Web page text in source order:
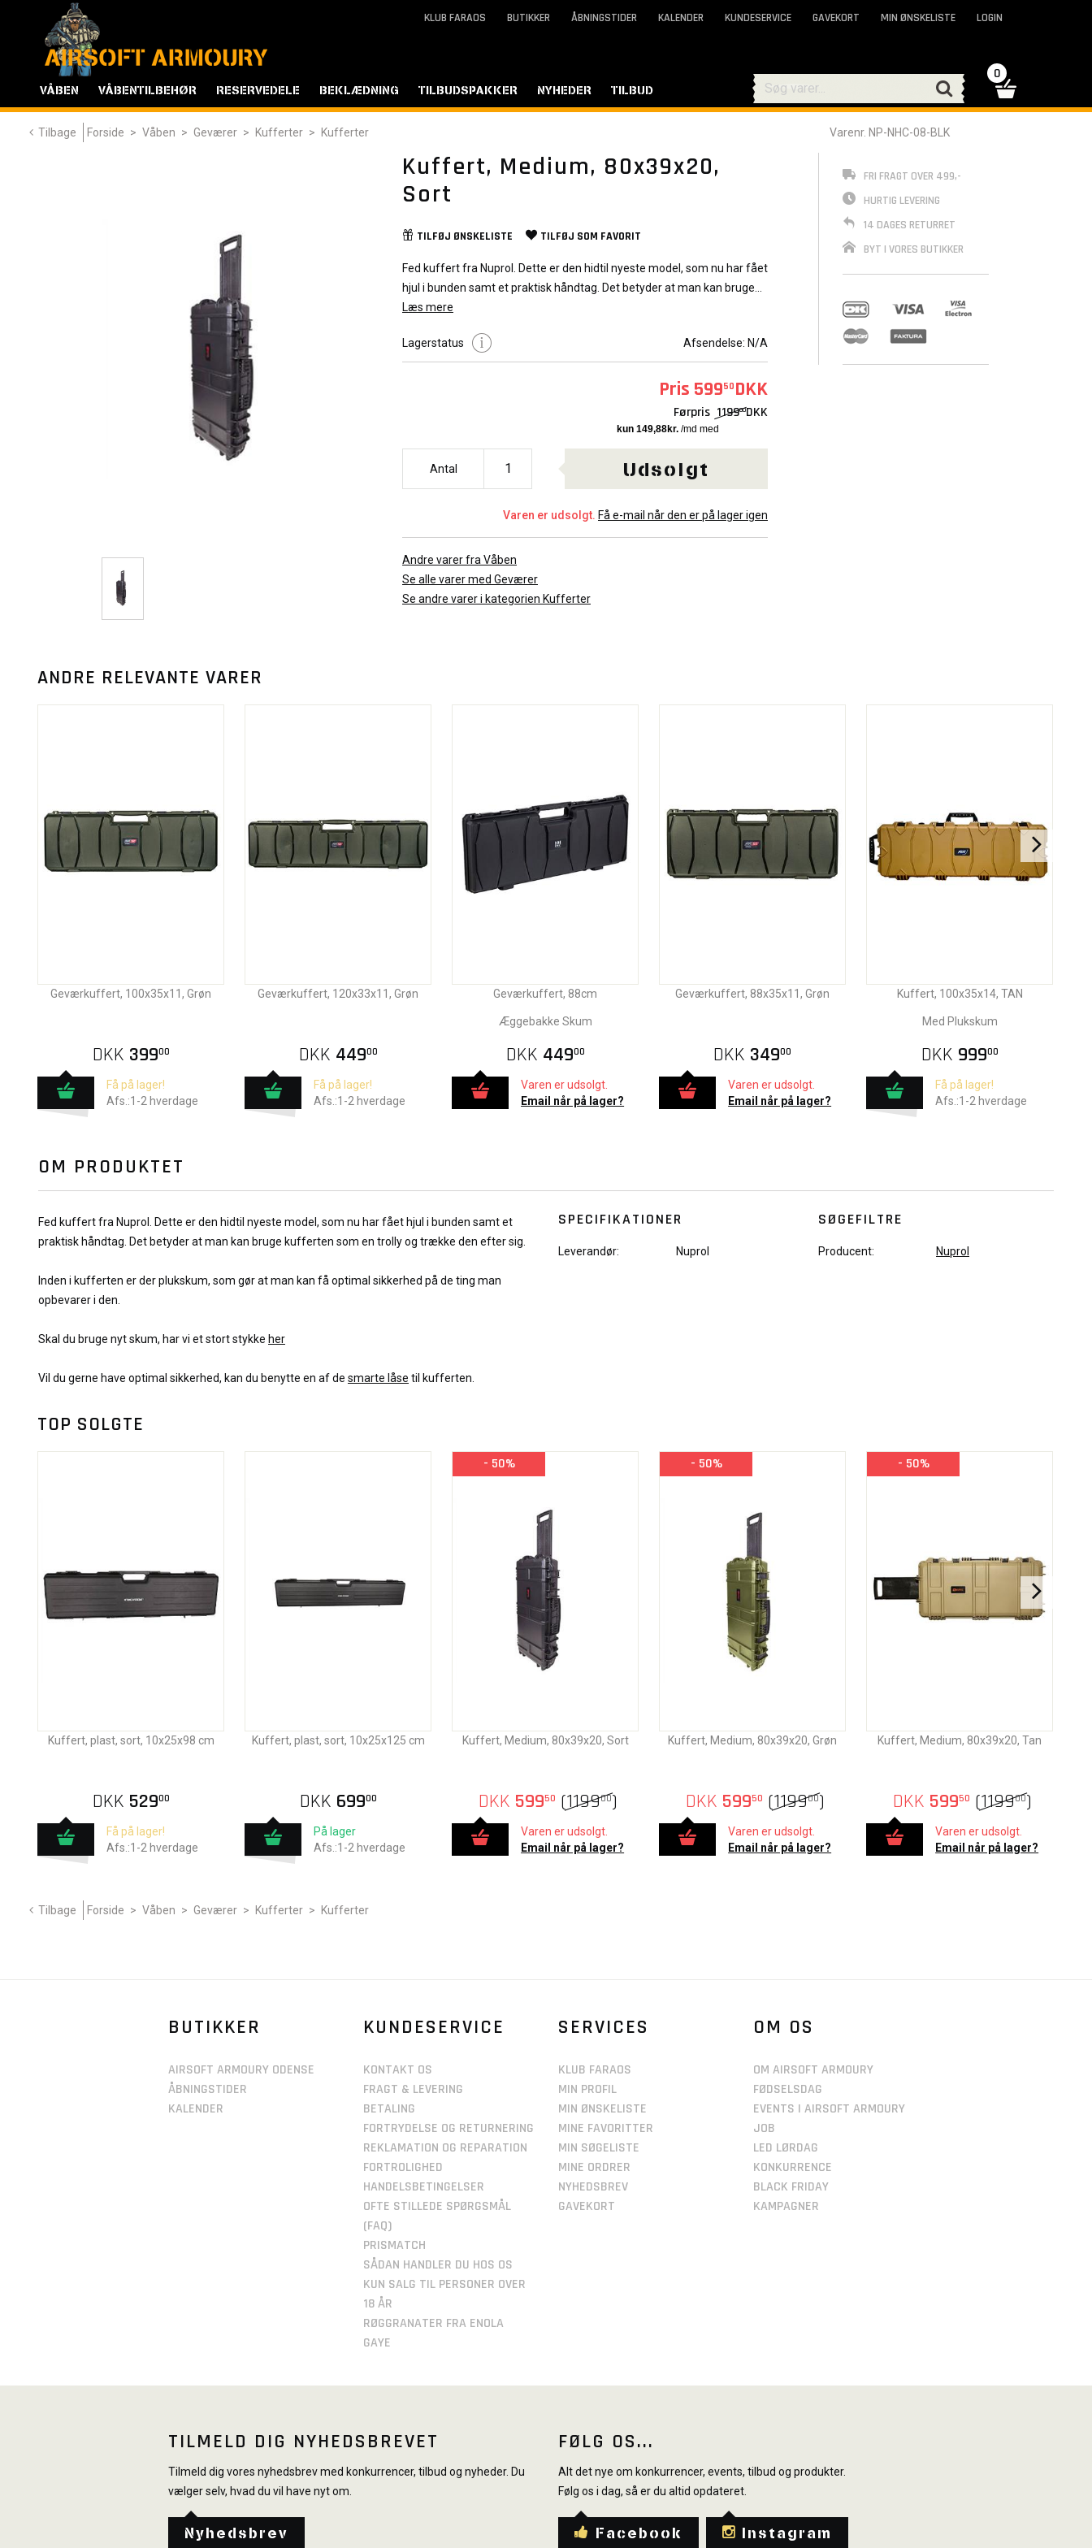
Tilbage Forside > Våben > Geværer > Kufferter > Kufferter Varenr. NP-NHC-08-BLK
Kuffert, Medium, 80x39x20,
Sort
TILFØJ ØNSKELISTE TILFØJ SOM FAVORIT
Fed kuffert fra Nuprol. Dette er den hidtil nyeste model, som nu har fået
hjul i bunden samt et praktisk håndtag. Det betyder at man kan bruge
kufferten som en trolly og trække den efter sig.
sikkerhed på de ting man opbevarer i den.
Vil du gerne have optimal sikkerhed, kan du benytte en af desmarte
Læs mere
Lagerstatus Afsendelse: N/A
Pris 59950 DKK
Førpris 119900DKK
Antal Udsolgt
Varen er udsolgt. Få e-mail når den er på lager igen
Andre varer fra Våben
Se alle varer med Geværer
Se andre varer i kategorien Kufferter
FRI FRAGT OVER 499,-
HURTIG LEVERING
14 DAGES RETURRET
BYT I VORES BUTIKKER
ANDRE RELEVANTE VARER
Geværkuffert, 100x35x11, Grøn
DKK 39900
Få på lager!
Afs.:1-2 hverdage
Geværkuffert, 120x33x11, Grøn
DKK 44900
Få på lager!
Afs.:1-2 hverdage
Geværkuffert, 88cm
Æggebakke Skum
DKK 44900
Varen er udsolgt.
Email når på lager?
Geværkuffert, 88x35x11, Grøn
DKK 34900
Varen er udsolgt.
Email når på lager?
Kuffert, 100x35x14, TAN
Med Plukskum
DKK 99900
Få på lager!
Afs.:1-2 hverdage
OM PRODUKTET
Fed kuffert fra Nuprol. Dette er den hidtil nyeste model, som nu har fået hjul i bunden samt et
praktisk håndtag. Det betyder at man kan bruge kufferten som en trolly og trække den efter sig.
Inden i kufferten er der plukskum, som gør at man kan få optimal sikkerhed på de ting man
opbevarer i den.
Skal du bruge nyt skum, har vi et stort stykke her
Vil du gerne have optimal sikkerhed, kan du benytte en af de smarte låse til kufferten.
SPECIFIKATIONER
Leverandør: Nuprol
SØGEFILTRE
Producent: Nuprol
TOP SOLGTE
Kuffert, plast, sort, 10x25x98 cm
DKK 52900
Få på lager!
Afs.:1-2 hverdage
Kuffert, plast, sort, 10x25x125 cm
DKK 69900
På lager
Afs.:1-2 hverdage
- 50%
Kuffert, Medium, 80x39x20, Sort
DKK 59950 (119900)
Varen er udsolgt.
Email når på lager?
- 50%
Kuffert, Medium, 80x39x20, Grøn
DKK 59950 (119900)
Varen er udsolgt.
Email når på lager?
- 50%
Kuffert, Medium, 80x39x20, Tan
DKK 59950 (119900)
Varen er udsolgt.
Email når på lager?
Tilbage Forside > Våben > Geværer > Kufferter > Kufferter
KLUB FARAOS BUTIKKER ÅBNINGSTIDER KALENDER KUNDESERVICE GAVEKORT MIN ØNSKELISTE LOGIN
VÅBEN VÅBENTILBEHØR RESERVEDELE BEKLÆDNING TILBUDSPAKKER NYHEDER TILBUD
0
BUTIKKER
AIRSOFT ARMOURY ODENSE
ÅBNINGSTIDER
KALENDER
KUNDESERVICE
KONTAKT OS
FRAGT & LEVERING
BETALING
FORTRYDELSE OG RETURNERING
REKLAMATION OG REPARATION
FORTROLIGHED
HANDELSBETINGELSER
OFTE STILLEDE SPØRGSMÅL
(FAQ)
PRISMATCH
SÅDAN HANDLER DU HOS OS
KUN SALG TIL PERSONER OVER
18 ÅR
RØGGRANATER FRA ENOLA
GAYE
SERVICES
KLUB FARAOS
MIN PROFIL
MIN ØNSKELISTE
MINE FAVORITTER
MIN SØGELISTE
MINE ORDRER
NYHEDSBREV
GAVEKORT
OM OS
OM AIRSOFT ARMOURY
FØDSELSDAG
EVENTS I AIRSOFT ARMOURY
JOB
LED LØRDAG
KONKURRENCE
BLACK FRIDAY
KAMPAGNER
TILMELD DIG NYHEDSBREVET
Tilmeld dig vores nyhedsbrev med konkurrencer, tilbud og nyheder. Du
vælger selv, hvad du vil have nyt om.
Nyhedsbrev
FØLG OS...
Alt det nye om konkurrencer, events, tilbud og produkter.
Følg os i dag, så er du altid opdateret.
Facebook Instagram